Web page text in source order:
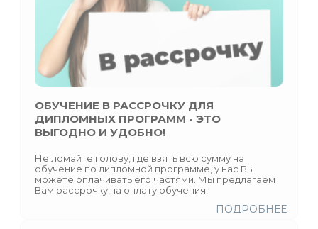
ОБУЧЕНИЕ В РАССРОЧКУ ДЛЯ
ДИПЛОМНЫХ ПРОГРАММ - ЭТО
ВЫГОДНО И УДОБНО!
Не ломайте голову, где взять всю сумму на
обучение по дипломной программе, у нас Вы
можете оплачивать его частями. Мы предлагаем
Вам рассрочку на оплату обучения!
ПОДРОБНЕЕ